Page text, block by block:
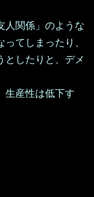
人関係」のような
てしまったり、
としたりと、デメ
生産性は低下す